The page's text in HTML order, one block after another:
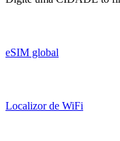
eSIM global
Localizor de WiFi